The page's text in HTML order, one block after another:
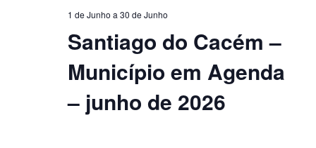
Santiago do Cacém –
Município em Agenda
– junho de 2026
1 de Junho a 30 de Junho